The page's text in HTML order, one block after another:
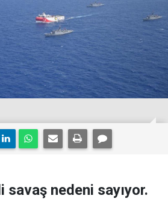
savaş nedeni sayıyor.